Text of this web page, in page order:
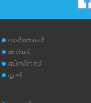
വാര്‍ത്തകള്‍
കരിയര്‍
ബിസിനസ്
കൃഷി